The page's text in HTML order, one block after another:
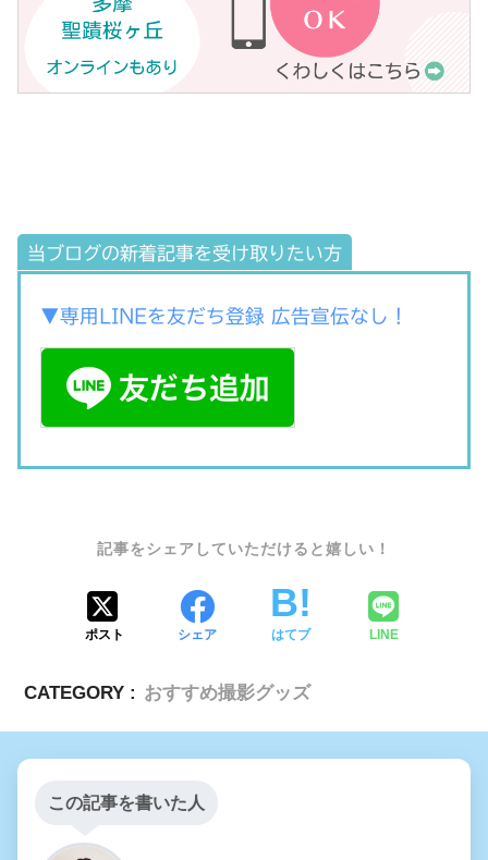
当ブログの新着記事を受け取りたい方
▼専用LINEを友だち登録 広告宣伝なし！
ポスト シェア はてブ LINE
CATEGORY : おすすめ撮影グッズ
この記事を書いた人